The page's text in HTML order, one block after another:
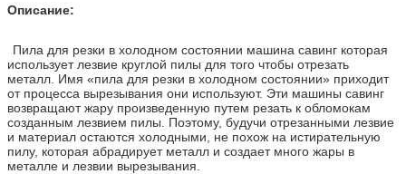
Описание:
Пила для резки в холодном состоянии машина савинг которая
использует лезвие круглой пилы для того чтобы отрезать
металл. Имя «пила для резки в холодном состоянии» приходит
от процесса вырезывания они используют. Эти машины савинг
возвращают жару произведенную путем резать к обломокам
созданным лезвием пилы. Поэтому, будучи отрезанными лезвие
и материал остаются холодными, не похож на истирательную
пилу, которая абрадирует металл и создает много жары в
металле и лезвии вырезывания.